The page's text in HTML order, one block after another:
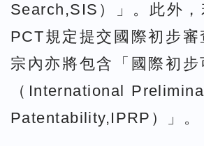
Search,SIS）」。此外
PCT規定提交國際初步
宗內亦將包含「國際初
（International
Patentability,IPRP）」。